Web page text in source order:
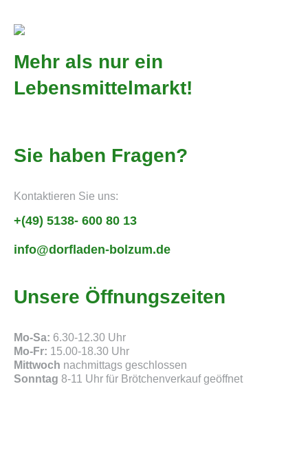
Mehr als nur ein
Lebensmittelmarkt!
Sie haben Fragen?
Kontaktieren Sie uns:
+(49) 5138- 600 80 13
info@dorfladen-bolzum.de
Unsere Öffnungszeiten
Mo-Sa: 6.30-12.30 Uhr
Mo-Fr: 15.00-18.30 Uhr
Mittwoch nachmittags geschlossen
Sonntag 8-11 Uhr für Brötchenverkauf geöffnet